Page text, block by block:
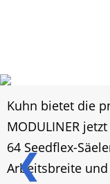
❮
Kuhn bietet die
MODULINER
64 Seedflex-
Arbeitsbreite und